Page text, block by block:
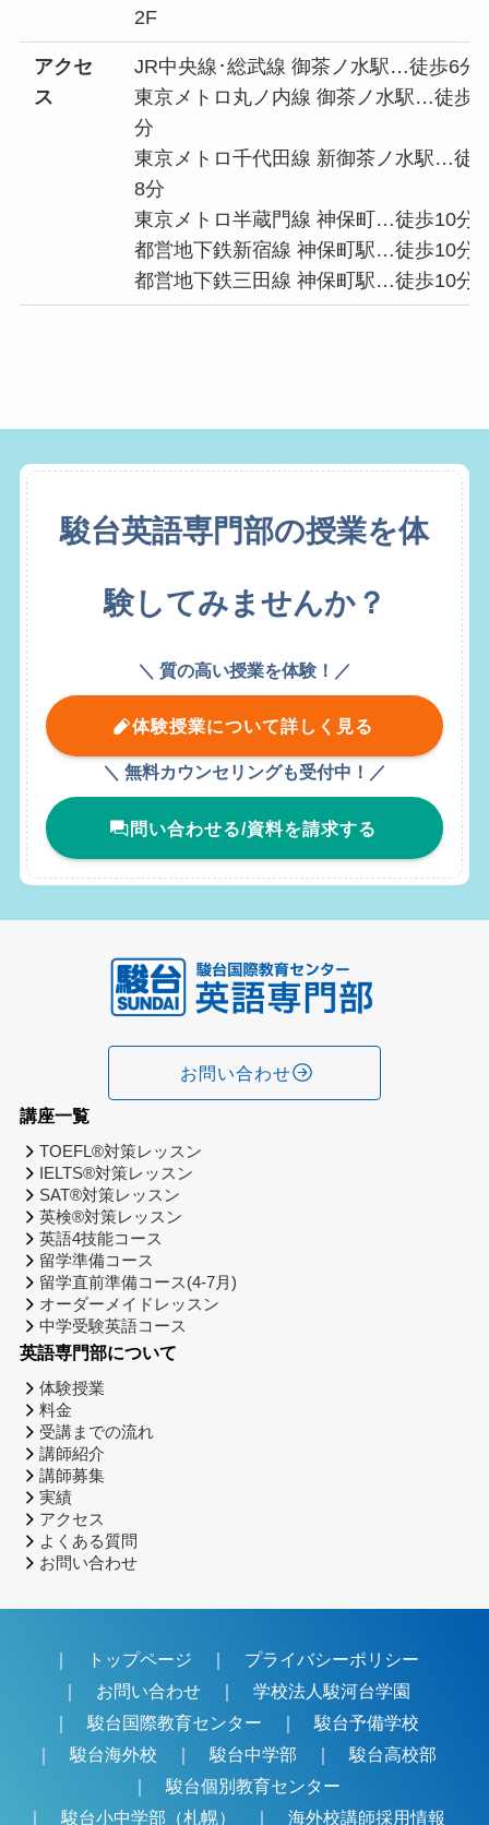
2F
アクセ
ス
JR中央線･総武線 御茶ノ水駅…徒歩6分
東京メトロ丸ノ内線 御茶ノ水駅…徒歩7
分
東京メトロ千代田線 新御茶ノ水駅…徒
8分
東京メトロ半蔵門線 神保町…徒歩10分
都営地下鉄新宿線 神保町駅…徒歩10分
都営地下鉄三田線 神保町駅…徒歩10分
駿台英語専門部の授業を体
験してみませんか？
＼ 質の高い授業を体験！／
体験授業について詳しく見る
＼ 無料カウンセリングも受付中！／
問い合わせる/資料を請求する
お問い合わせ
講座一覧
TOEFL®対策レッスン
IELTS®対策レッスン
SAT®対策レッスン
英検®対策レッスン
英語4技能コース
留学準備コース
留学直前準備コース(4-7月)
オーダーメイドレッスン
中学受験英語コース
英語専門部について
体験授業
料金
受講までの流れ
講師紹介
講師募集
実績
アクセス
よくある質問
お問い合わせ
トップページ
プライバシーポリシー
お問い合わせ
学校法人駿河台学園
駿台国際教育センター
駿台予備学校
駿台海外校 駿台中学部
駿台高校部
駿台個別教育センター
駿台小中学部（札幌） 海外校講師採用情報